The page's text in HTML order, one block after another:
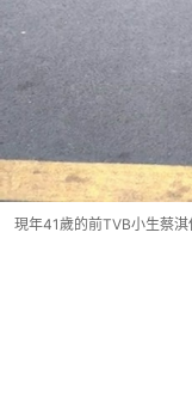
現年41歲的前TVB小生蔡淇